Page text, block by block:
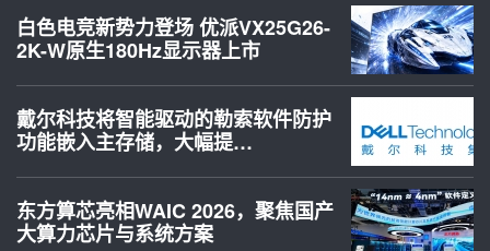
白色电竞新势力登场 优派VX25G26-
2K-W原生180Hz显示器上市
戴尔科技将智能驱动的勒索软件防护
功能嵌入主存储，大幅提…
东方算芯亮相WAIC 2026，聚焦国产
大算力芯片与系统方案